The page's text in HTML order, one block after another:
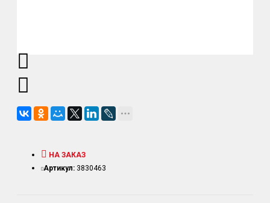
НА ЗАКАЗ
Артикул: 3830463